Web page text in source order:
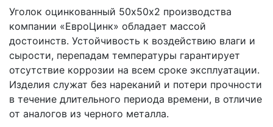
Уголок оцинкованный 50х50х2 производства
компании «ЕвроЦинк» обладает массой
достоинств. Устойчивость к воздействию влаги и
сырости, перепадам температуры гарантирует
отсутствие коррозии на всем сроке эксплуатации.
Изделия служат без нареканий и потери прочности
в течение длительного периода времени, в отличие
от аналогов из черного металла.